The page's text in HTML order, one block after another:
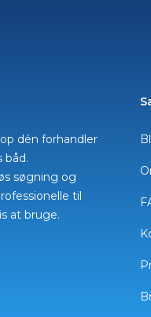
dén forhandler
båd.
søgning og
til
at bruge.